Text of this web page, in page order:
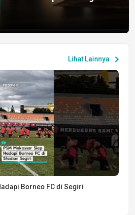
Lihat Lainnya chevron_right
Borneo FC di Segiri